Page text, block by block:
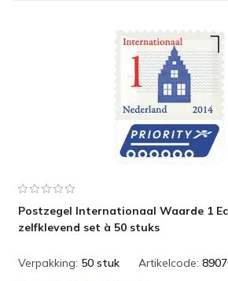
Postzegel Internationaal Waarde 1
zelfklevend set à 50 stuks
Verpakking: 50 stuk Artikelcode: